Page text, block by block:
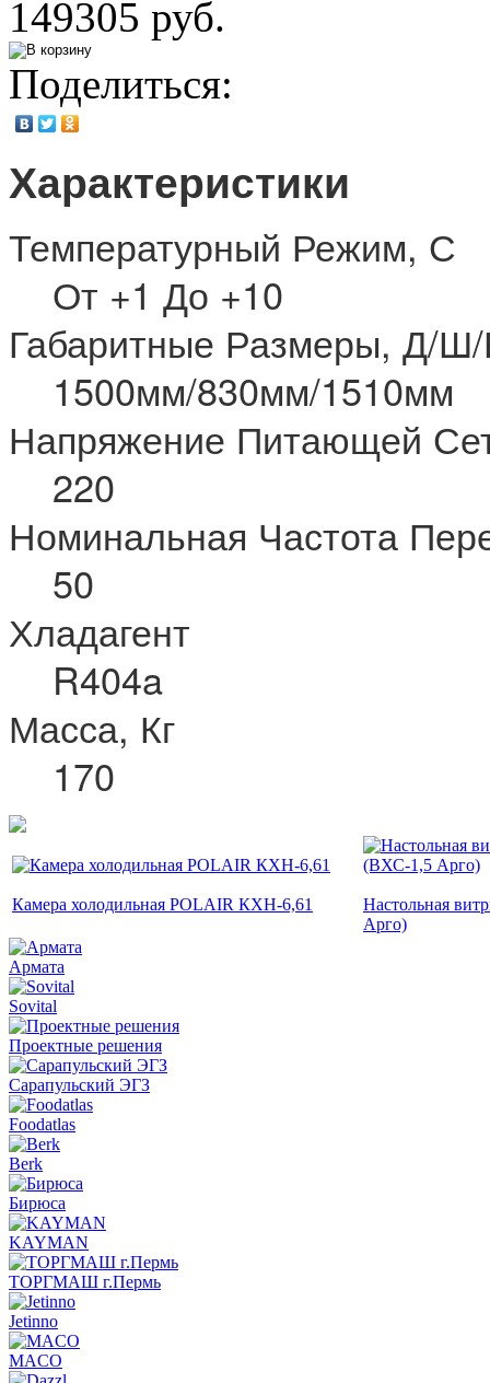
149305 руб.
Поделиться:
Характеристики
Температурный Режим, С
От +1 До +10
Габаритные Размеры, Д/
1500мм/830мм/1510мм
Напряжение Питающей
220
Номинальная Частота
50
Хладагент
R404a
Масса, Кг
170
Камера холодильная POLAIR КХН-6,61
Настольная
Арго)
Армата
Sovital
Проектные решения
Сарапульский ЭГЗ
Foodatlas
Berk
Бирюса
KAYMAN
ТОРГМАШ г.Пермь
Jetinno
MACO